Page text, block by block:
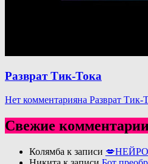
Разврат Тик-Тока
Нет комментарияна Разврат Тик-
Свежие
Колямба к записи